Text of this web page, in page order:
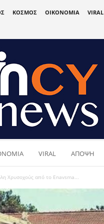
ΚΟΣΜΟΣ ΟΙΚΟΝΟΜΙΑ VIRAL
VIRAL ΑΠΟΨΗ
Χρυσοχούς από το Enavsma...